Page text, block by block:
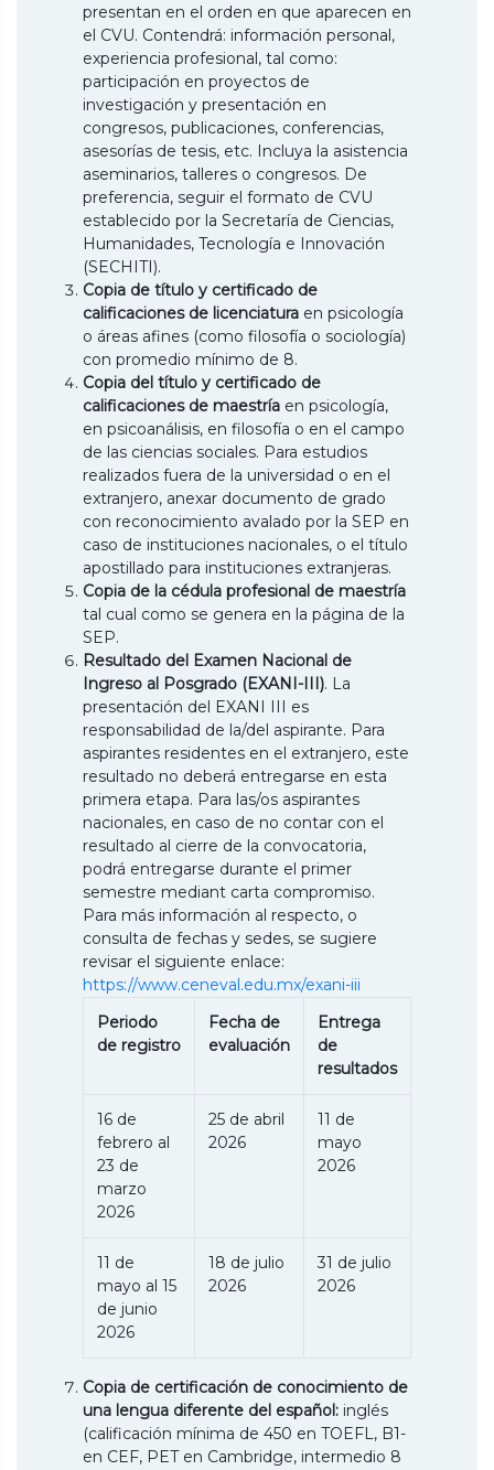
presentan en el orden en que aparecen en
el CVU. Contendrá: información personal,
experiencia profesional, tal como:
participación en proyectos de
investigación y presentación en
congresos, publicaciones, conferencias,
asesorías de tesis, etc. Incluya la asistencia
aseminarios, talleres o congresos. De
preferencia, seguir el formato de CVU
establecido por la Secretaría de Ciencias,
Humanidades, Tecnología e Innovación
(SECHITI).
Copia de título y certificado de
calificaciones de licenciatura en psicología
o áreas afines (como filosofía o sociología)
con promedio mínimo de 8.
Copia del título y certificado de
calificaciones de maestría en psicología,
en psicoanálisis, en filosofía o en el campo
de las ciencias sociales. Para estudios
realizados fuera de la universidad o en el
extranjero, anexar documento de grado
con reconocimiento avalado por la SEP en
caso de instituciones nacionales, o el título
apostillado para instituciones extranjeras.
Copia de la cédula profesional de maestría
tal cual como se genera en la página de la
SEP.
Resultado del Examen Nacional de
Ingreso al Posgrado (EXANI-III). La
presentación del EXANI III es
responsabilidad de la/del aspirante. Para
aspirantes residentes en el extranjero, este
resultado no deberá entregarse en esta
primera etapa. Para las/os aspirantes
nacionales, en caso de no contar con el
resultado al cierre de la convocatoria,
podrá entregarse durante el primer
semestre mediant carta compromiso.
Para más información al respecto, o
consulta de fechas y sedes, se sugiere
revisar el siguiente enlace:
https://www.ceneval.edu.mx/exani-iii
Periodo
de registro
Fecha de
evaluación
Entrega
de
resultados
16 de
febrero al
23 de
marzo
2026
25 de abril
2026
11 de
mayo
2026
11 de
mayo al 15
de junio
2026
18 de julio
2026
31 de julio
2026
Copia de certificación de conocimiento de
una lengua diferente del español: inglés
(calificación mínima de 450 en TOEFL, B1-
en CEF, PET en Cambridge, intermedio 8